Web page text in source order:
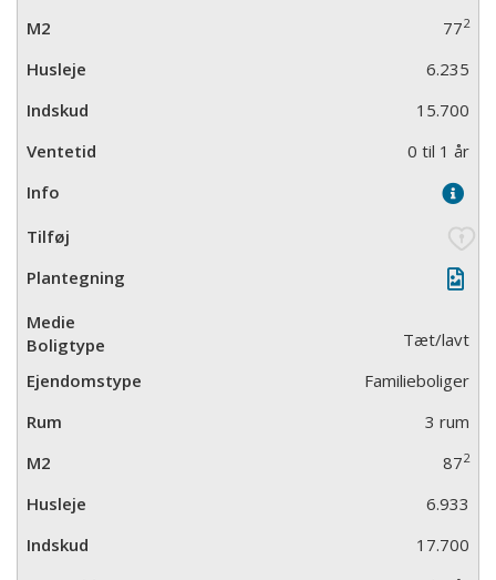
772
6.235
15.700
0 til 1 år
Tæt/lavt
Familieboliger
3 rum
872
6.933
17.700